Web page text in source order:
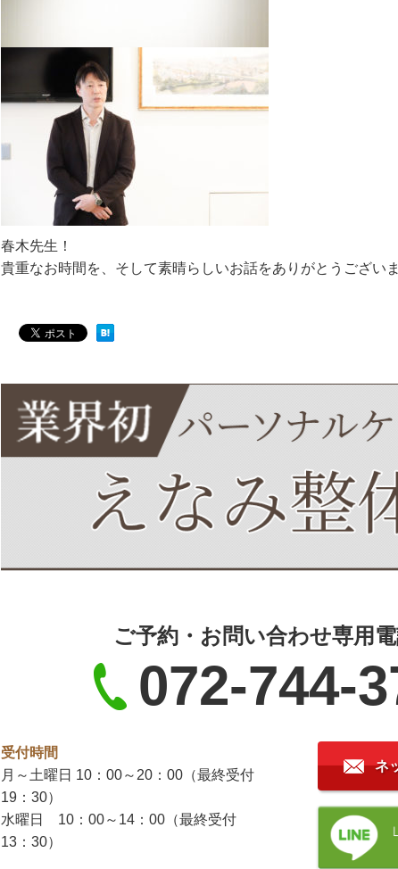
春木先生！
貴重なお時間を、そして素晴らしいお話をありがとうござい
ご予約・お問い合わせ専用
072-744-
ネ
受付時間
月～土曜日 10：00～20：00（最終受付
19：30）
水曜日 10：00～14：00（最終受付
13：30）